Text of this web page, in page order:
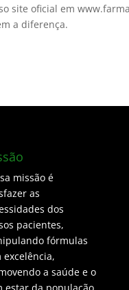
site oficial em
a diferença.
missão é
as
dos
pacientes,
fórmulas
excelência,
a saúde e o
estar da população